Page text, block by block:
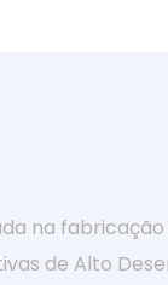
na
de Alto